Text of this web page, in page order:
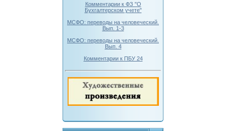
Комментарии к ФЗ "О
Бухгалтерском учете"
МСФО: переводы на человеческий.
Вып. 1-3
МСФО: переводы на человеческий.
Вып. 4
Комментарии к ПБУ 24